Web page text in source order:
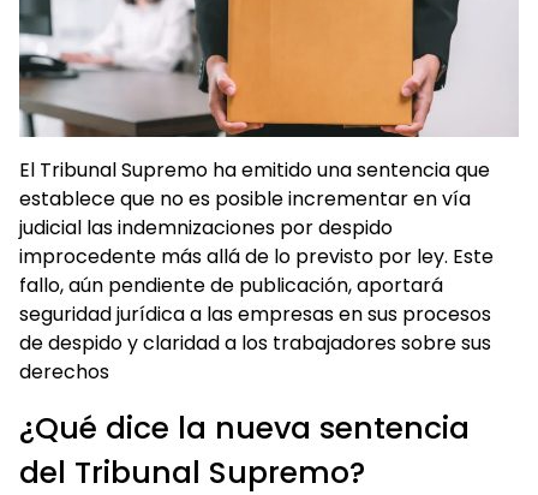
El Tribunal Supremo ha emitido una sentencia que
establece que no es posible incrementar en vía
judicial las indemnizaciones por despido
improcedente más allá de lo previsto por ley. Este
fallo, aún pendiente de publicación, aportará
seguridad jurídica a las empresas en sus procesos
de despido y claridad a los trabajadores sobre sus
derechos
¿Qué dice la nueva sentencia
del Tribunal Supremo?